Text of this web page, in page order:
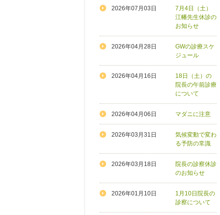
2026年07月03日
7月4日（土）
江幡先生休診の
お知らせ
2026年04月28日
GWの診療スケ
ジュール
2026年04月16日
18日（土）の
院長の午前診療
について
2026年04月06日 マダニに注意
2026年03月31日
気候変動で変わ
る予防の常識
2026年03月18日
院長の診察休診
のお知らせ
2026年01月10日
1月10日院長の
診察について